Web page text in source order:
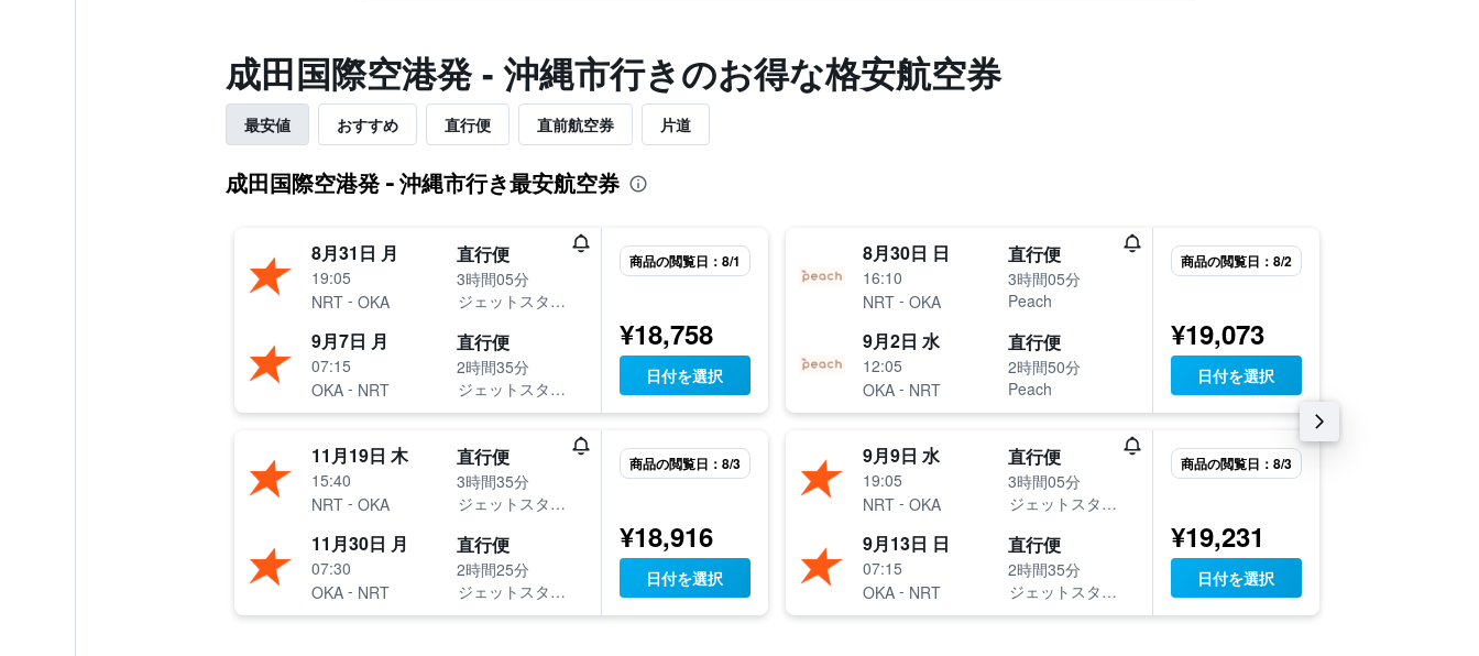
​成田国際空港発 - 沖縄市​行きのお得な格安航空券
最安値 おすすめ 直行便 直前航空券 片道
成田国際空港発 - 沖縄市行き最安航空券
8月31日 月
19:05
NRT- OKA
直行便
3時間05分
ジェットスター・ジャパン
9月7日 月
07:15
OKA - NRT
直行便
2時間35分
ジェットスター・ジャパン
商品の閲覧日：8/1
¥18,758
日付を選択
11月19日 木
15:40
NRT- OKA
直行便
3時間35分
ジェットスター・ジャパン
11月30日 月
07:30
OKA - NRT
直行便
2時間25分
ジェットスター・ジャパン
商品の閲覧日：8/3
¥18,916
日付を選択
8月30日 日
16:10
NRT- OKA
直行便
3時間05分
Peach
9月2日 水
12:05
OKA - NRT
直行便
2時間50分
Peach
商品の閲覧日：8/2
¥19,073
日付を選択
9月9日 水
19:05
NRT- OKA
直行便
3時間05分
ジェットスター・ジャパン
9月13日 日
07:15
OKA - NRT
直行便
2時間35分
ジェットスター・ジャパン
商品の閲覧日：8/3
¥19,231
日付を選択